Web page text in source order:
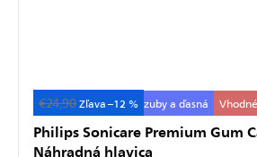
Starostlivosť o citlivé zuby a ďasná
€24,90 –12 %
Philips Sonicare Premium Gum
Náhradná hlavica